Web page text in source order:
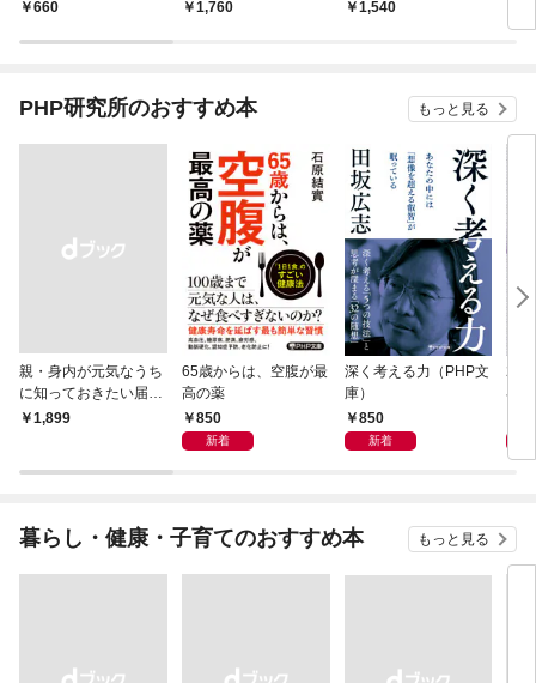
はこの謎めいた旧友の
660
版）1,760
1,540
PHP研究所のおすすめ本 もっと見る
親・身内が元気なうち
に知っておきたい届
出・手続きの準備（き
￥1,899
65歳からは、空腹が最
高の薬
850
新着
深く考える力（PHP文
庫）
850
新着
20
界
暮らし・健康・子育てのおすすめ本 もっと見る